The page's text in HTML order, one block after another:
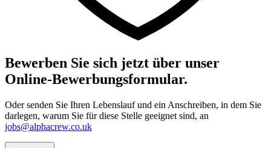
Bewerben Sie sich jetzt über unser
Online-Bewerbungsformular.
Oder senden Sie Ihren Lebenslauf und ein Anschreiben, in dem Sie
darlegen, warum Sie für diese Stelle geeignet sind, an
jobs@alphacrew.co.uk